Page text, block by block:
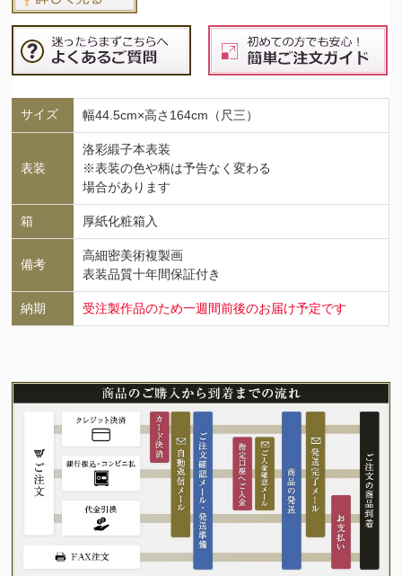
サイズ 幅44.5cm×高さ164cm（尺三）
表装
洛彩緞子本表装
※表装の色や柄は予告なく変わる
場合があります
箱 厚紙化粧箱入
備考
高細密美術複製画
表装品質十年間保証付き
納期 受注製作品のため一週間前後のお届け予定です